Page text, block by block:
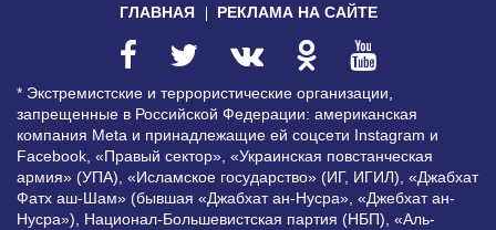
ГЛАВНАЯ РЕКЛАМА НА САЙТЕ
* Экстремистские и террористические организации,
запрещенные в Российской Федерации: американская
компания Meta и принадлежащие ей соцсети Instagram и
Facebook, «Правый сектор», «Украинская повстанческая
армия» (УПА), «Исламское государство» (ИГ, ИГИЛ), «Джабхат
Фатх аш-Шам» (бывшая «Джабхат ан-Нусра», «Джебхат ан-
Нусра»), Национал-Большевистская партия (НБП), «Аль-